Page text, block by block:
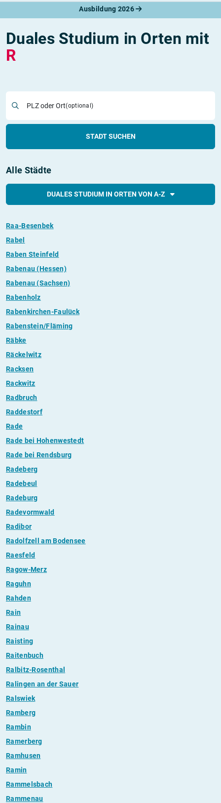
Ausbildung 2026
Duales Studium in Orten mit
R
PLZ oder Ort(optional)
STADT SUCHEN
Alle Städte
DUALES STUDIUM IN ORTEN VON A-Z
Raa-Besenbek
Rabel
Raben Steinfeld
Rabenau (Hessen)
Rabenau (Sachsen)
Rabenholz
Rabenkirchen-Faulück
Rabenstein/Fläming
Räbke
Räckelwitz
Racksen
Rackwitz
Radbruch
Raddestorf
Rade
Rade bei Hohenwestedt
Rade bei Rendsburg
Radeberg
Radebeul
Radeburg
Radevormwald
Radibor
Radolfzell am Bodensee
Raesfeld
Ragow-Merz
Raguhn
Rahden
Rain
Rainau
Raisting
Raitenbuch
Ralbitz-Rosenthal
Ralingen an der Sauer
Ralswiek
Ramberg
Rambin
Ramerberg
Ramhusen
Ramin
Rammelsbach
Rammenau